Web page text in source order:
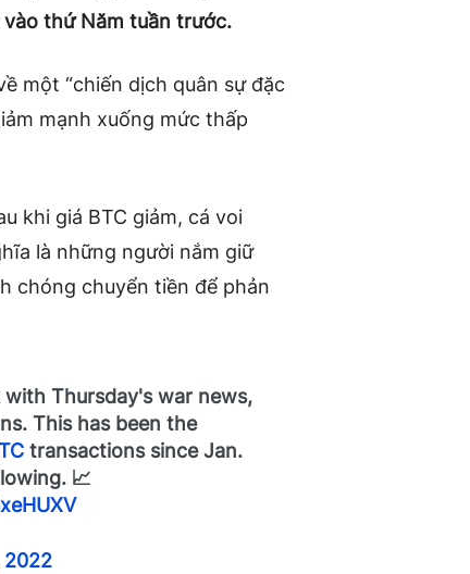
thứ Năm tuần trước.
một “chiến dịch quân sự đặc
mạnh xuống mức thấp
khi giá BTC giảm, cá voi
là những người nắm giữ
chóng chuyển tiền để phản
Thursday's war news,
This has been the
transactions since Jan.
📈
2022